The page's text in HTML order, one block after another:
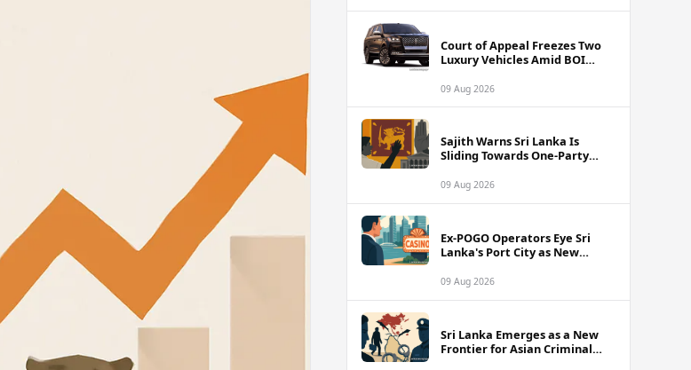
Court of Appeal Freezes Two
Luxury Vehicles Amid BOI
09 Aug 2026
Sajith Warns Sri Lanka Is
Sliding Towards One-Party
09 Aug 2026
Ex-POGO Operators Eye Sri
Lanka's Port City as New
09 Aug 2026
Sri Lanka Emerges as a New
Frontier for Asian Criminal